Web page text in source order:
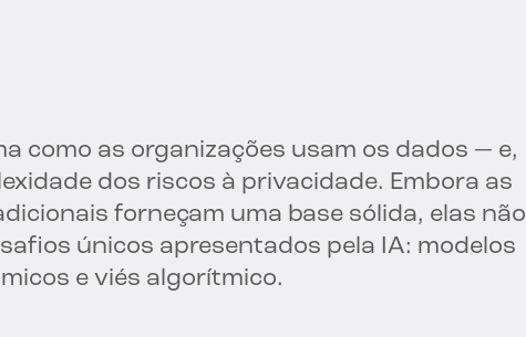
como as organizações usam os dados — e,
dos riscos à privacidade. Embora as
forneçam uma base sólida, elas não
únicos apresentados pela IA: modelos
e viés algorítmico.